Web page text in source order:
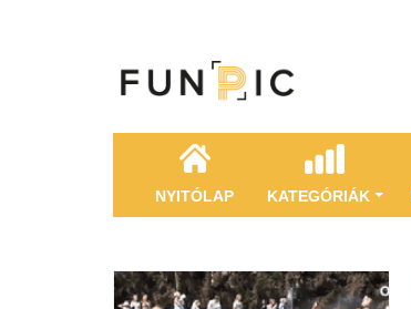
NYITÓLAP KATEGÓRIÁK